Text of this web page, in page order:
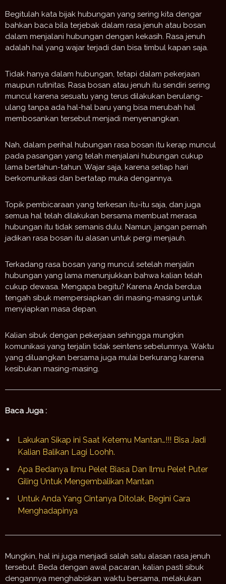
Begitulah kata bijak hubungan yang sering kita dengar
bahkan baca bila terjebak dalam rasa jenuh atau bosan
dalam menjalani hubungan dengan kekasih. Rasa jenuh
adalah hal yang wajar terjadi dan bisa timbul kapan saja.
Tidak hanya dalam hubungan, tetapi dalam pekerjaan
maupun rutinitas. Rasa bosan atau jenuh itu sendiri sering
muncul karena sesuatu yang terus dilakukan berulang-
ulang tanpa ada hal-hal baru yang bisa merubah hal
membosankan tersebut menjadi menyenangkan.
Nah, dalam perihal hubungan rasa bosan itu kerap muncul
pada pasangan yang telah menjalani hubungan cukup
lama bertahun-tahun. Wajar saja, karena setiap hari
berkomunikasi dan bertatap muka dengannya.
Topik pembicaraan yang terkesan itu-itu saja, dan juga
semua hal telah dilakukan bersama membuat merasa
hubungan itu tidak semanis dulu. Namun, jangan pernah
jadikan rasa bosan itu alasan untuk pergi menjauh.
Terkadang rasa bosan yang muncul setelah menjalin
hubungan yang lama menunjukkan bahwa kalian telah
cukup dewasa. Mengapa begitu? Karena Anda berdua
tengah sibuk mempersiapkan diri masing-masing untuk
menyiapkan masa depan.
Kalian sibuk dengan pekerjaan sehingga mungkin
komunikasi yang terjalin tidak seintens sebelumnya. Waktu
yang diluangkan bersama juga mulai berkurang karena
kesibukan masing-masing.
Baca Juga :
Lakukan Sikap ini Saat Ketemu Mantan…!!! Bisa Jadi
Kalian Balikan Lagi Loohh.
Apa Bedanya Ilmu Pelet Biasa Dan Ilmu Pelet Puter
Giling Untuk Mengembalikan Mantan
Untuk Anda Yang Cintanya Ditolak, Begini Cara
Menghadapinya
Mungkin, hal ini juga menjadi salah satu alasan rasa jenuh
tersebut. Beda dengan awal pacaran, kalian pasti sibuk
dengannya menghabiskan waktu bersama, melakukan